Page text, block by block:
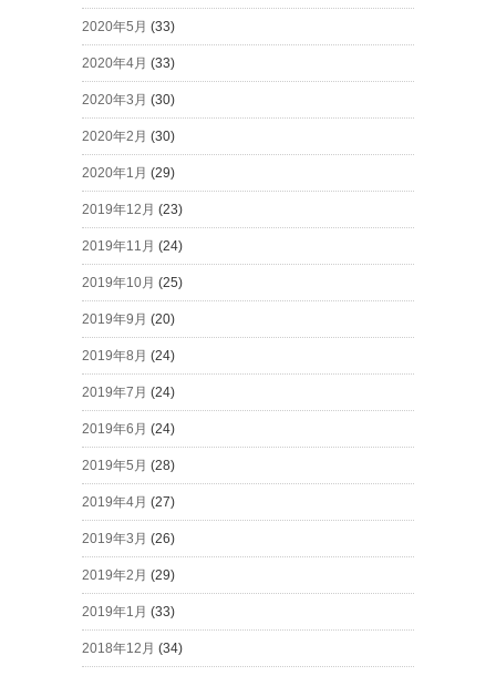
2020年5月 (33)
2020年4月 (33)
2020年3月 (30)
2020年2月 (30)
2020年1月 (29)
2019年12月 (23)
2019年11月 (24)
2019年10月 (25)
2019年9月 (20)
2019年8月 (24)
2019年7月 (24)
2019年6月 (24)
2019年5月 (28)
2019年4月 (27)
2019年3月 (26)
2019年2月 (29)
2019年1月 (33)
2018年12月 (34)